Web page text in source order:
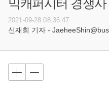
믹캐퍼시터 경쟁사
2021-09-28 08:36:47
신재희 기자 -